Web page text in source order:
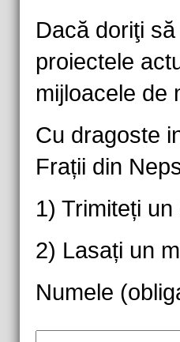
Dacă doriţi
proiectele
mijloacele de
Cu dragoste
Frații din
1) Trimiteți un
2) Lasați un
Numele